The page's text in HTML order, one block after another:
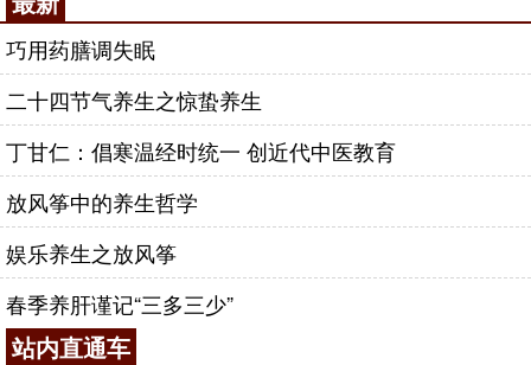
巧用药膳调失眠
二十四节气养生之惊蛰养生
丁甘仁：倡寒温经时统一 创近代中医教育
放风筝中的养生哲学
娱乐养生之放风筝
春季养肝谨记“三多三少”
站内直通车